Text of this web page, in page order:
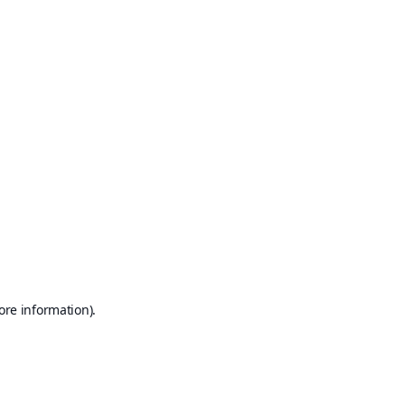
information).